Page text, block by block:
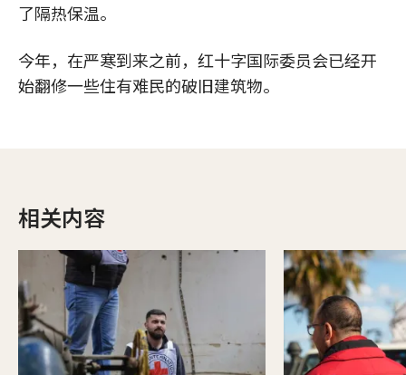
了隔热保温。
今年，在严寒到来之前，红十字国际委员会已经开
始翻修一些住有难民的破旧建筑物。
相关内容